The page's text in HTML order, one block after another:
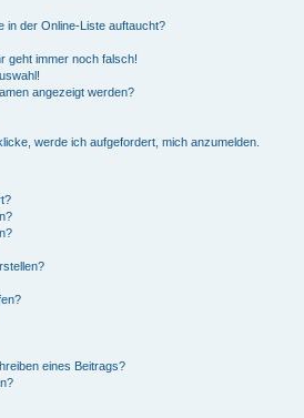
in der Online-Liste auftaucht?
geht immer noch falsch!
angezeigt werden?
werde ich aufgefordert, mich anzumelden.
eines Beitrags?